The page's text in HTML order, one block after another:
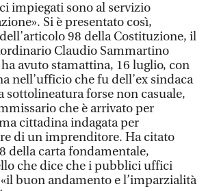
impiegati sono al servizio
Si è presentato così,
98 della Costituzione, il
Claudio Sammartino
avuto stamattina, 16 luglio, con
nell’ufficio che fu dell’ex sindaca
sottolineatura forse non casuale,
che è arrivato per
cittadina indagata per
di un imprenditore. Ha citato
della carta fondamentale,
che dice che i pubblici uffici
buon andamento e l’imparzialità